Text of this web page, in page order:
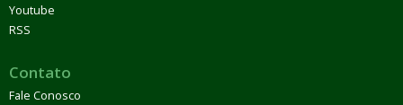
Youtube
RSS
Contato
Fale Conosco